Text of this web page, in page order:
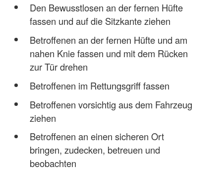
Den Bewusstlosen an der fernen Hüfte
fassen und auf die Sitzkante ziehen
Betroffenen an der fernen Hüfte und am
nahen Knie fassen und mit dem Rücken
zur Tür drehen
Betroffenen im Rettungsgriff fassen
Betroffenen vorsichtig aus dem Fahrzeug
ziehen
Betroffenen an einen sicheren Ort
bringen, zudecken, betreuen und
beobachten